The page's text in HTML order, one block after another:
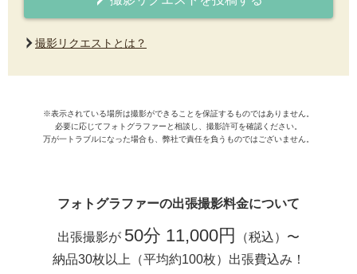
撮影リクエストとは？
※表示されている場所は撮影ができることを保証するものではありません。
必要に応じてフォトグラファーと相談し、撮影許可を確認ください。
万が一トラブルになった場合も、弊社で責任を負うものではございません。
フォトグラファーの出張撮影料金について
出張撮影が 50分 11,000円
（税込）〜
納品30枚以上（平均約100枚）出張費込み！